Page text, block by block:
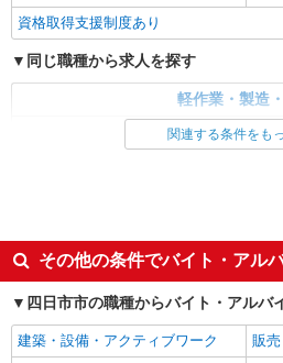
資格取得支援制度あり
同じ職種から求人を探す
軽作業・製造
交通費支給
社
関連する条件をも
その他の条件でバイト・アル
四日市市の職種からバイト・アルバ
建築・設備・アクティブワーク
販